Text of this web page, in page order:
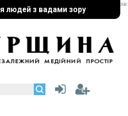
людей з вадами зору
реклама партнерів: